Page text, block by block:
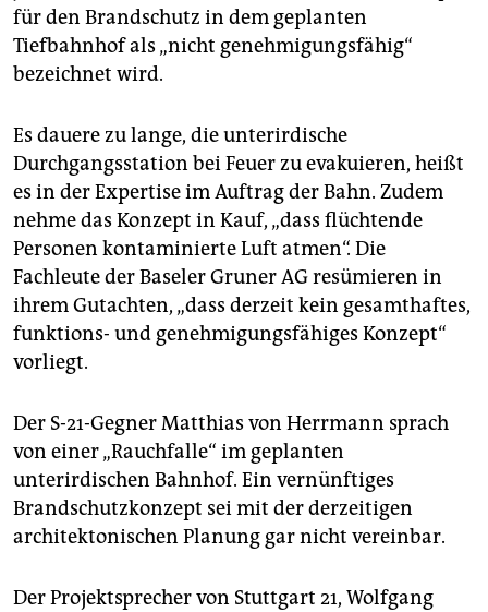
epaper login
für den Brandschutz in dem geplanten
Tiefbahnhof als „nicht genehmigungsfähig“
bezeichnet wird.
Es dauere zu lange, die unterirdische
Durchgangsstation bei Feuer zu evakuieren, heißt
es in der Expertise im Auftrag der Bahn. Zudem
nehme das Konzept in Kauf, „dass flüchtende
Personen kontaminierte Luft atmen“. Die
Fachleute der Baseler Gruner AG resümieren in
ihrem Gutachten, „dass derzeit kein gesamthaftes,
funktions- und genehmigungsfähiges Konzept“
vorliegt.
Der S-21-Gegner Matthias von Herrmann sprach
von einer „Rauchfalle“ im geplanten
unterirdischen Bahnhof. Ein vernünftiges
Brandschutzkonzept sei mit der derzeitigen
architektonischen Planung gar nicht vereinbar.
Der Projektsprecher von Stuttgart 21, Wolfgang